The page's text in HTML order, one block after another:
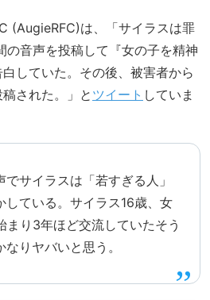
(AugieRFC)は、「サイラスは罪
音声を投稿して『女の子を精神
していた。その後、被害者から
された。」と ツイート していま
サイラスは「若すぎる人」
している。サイラス16歳、女
まり3年ほど交流していたそう
りヤバいと思う。